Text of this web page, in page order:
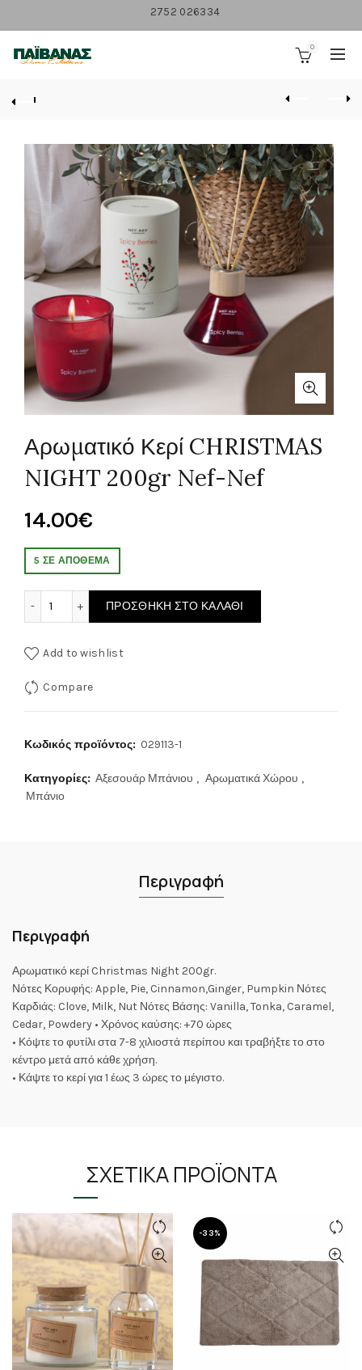
2752 026334
0
Αρωματικό Κερί CHRISTMAS
NIGHT 200gr Nef-Nef
14.00€
5 ΣΕ ΑΠΌΘΕΜΑ
ΠΡΟΣΘΉΚΗ ΣΤΟ ΚΑΛΆΘΙ
Add to wishlist
Compare
Κωδικός προϊόντος: 029113-1
Κατηγορίες: Αξεσουάρ Μπάνιου , Αρωματικά Χώρου ,
Μπάνιο
Περιγραφή
Περιγραφή
Αρωματικό κερί Christmas Night 200gr.
Νότες Κορυφής: Apple, Pie, Cinnamon,Ginger, Pumpkin Νότες
Καρδιάς: Clove, Milk, Nut Νότες Βάσης: Vanilla, Tonka, Caramel,
Cedar, Powdery • Χρόνος καύσης: +70 ώρες
• Κόψτε το φυτίλι στα 7-8 χιλιοστά περίπου και τραβήξτε το στο
κέντρο μετά από κάθε χρήση.
• Κάψτε το κερί για 1 έως 3 ώρες το μέγιστο.
ΣΧΕΤΙΚΆ ΠΡΟΪΌΝΤΑ
-33%